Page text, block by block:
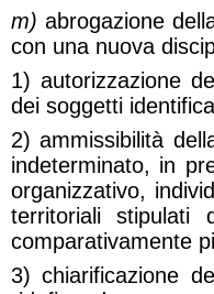
m) abrogazione
con una nuova
1) autorizzazione
dei soggetti
2) ammissibilità
indeterminato, in
organizzativo,
territoriali stipulati
comparativamente
3) chiarificazione